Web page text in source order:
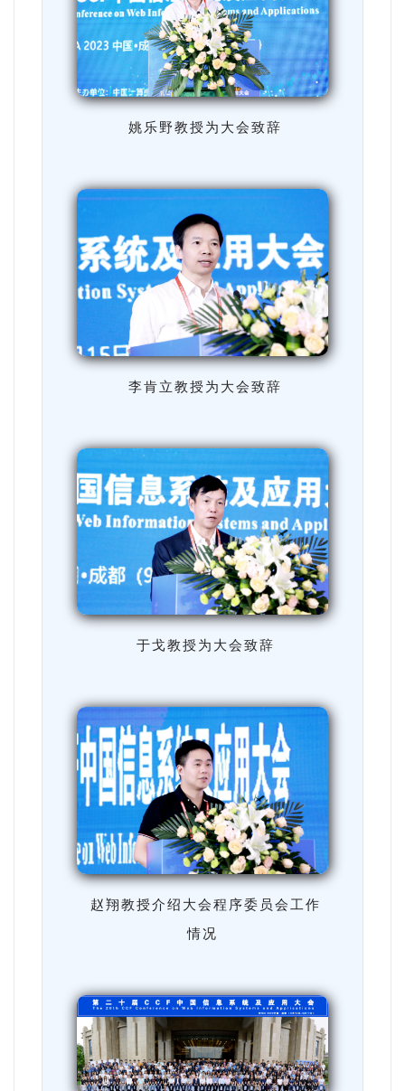
姚乐野教授为大会致辞
李肯立教授为大会致辞
于戈教授为大会致辞
赵翔教授介绍大会程序委员会工作
情况